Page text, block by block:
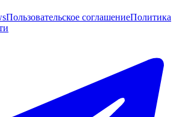
Пользовательское соглашениеПолитика